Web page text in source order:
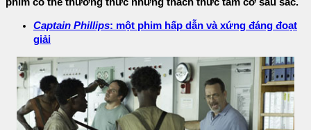
Captain Phillips: một phim hấp dẫn và xứng đáng đoạt
giải